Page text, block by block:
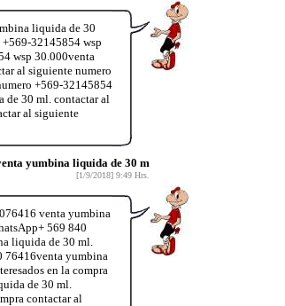
liquida de 30
32145854 wsp
wsp 30.000venta
al siguiente numero
+569-32145854
de 30 ml. contactar al
al siguiente
yumbina liquida de 30 m
[1/9/2018] 9:49 Hrs.
venta yumbina
569 840
liquida de 30 ml.
76416venta yumbina
en la compra
de 30 ml.
contactar al